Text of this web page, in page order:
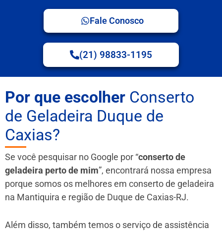
Fale Conosco
(21) 98833-1195
Por que escolher Conserto
de Geladeira Duque de
Caxias?
Se você pesquisar no Google por “conserto de
geladeira perto de mim”, encontrará nossa empresa
porque somos os melhores em conserto de geladeira
na Mantiquira e região de Duque de Caxias-RJ.
Além disso, também temos o serviço de assistência